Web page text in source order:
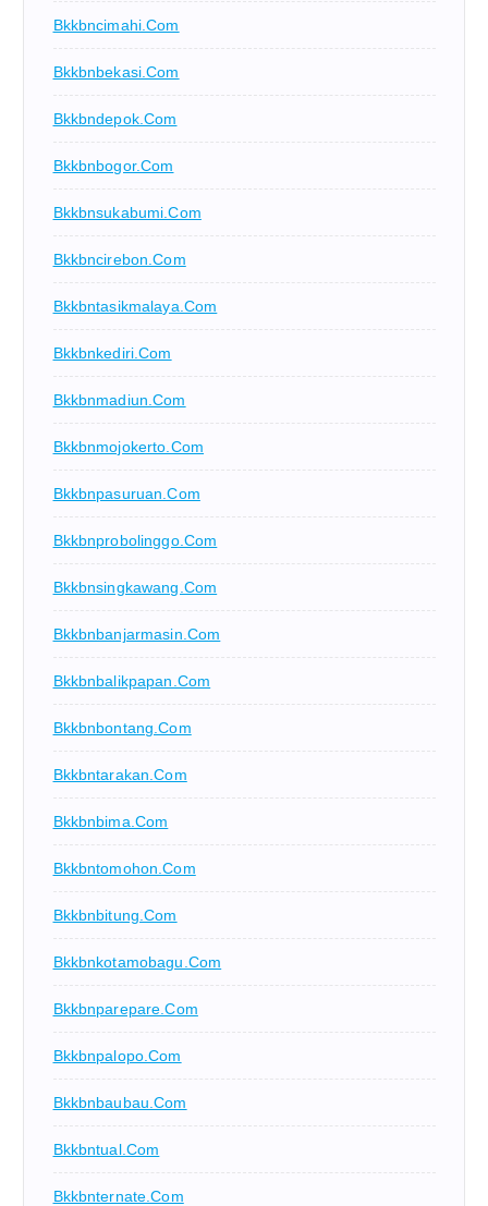
Bkkbncimahi.com
Bkkbnbekasi.com
Bkkbndepok.com
Bkkbnbogor.com
Bkkbnsukabumi.com
Bkkbncirebon.com
Bkkbntasikmalaya.com
Bkkbnkediri.com
Bkkbnmadiun.com
Bkkbnmojokerto.com
Bkkbnpasuruan.com
Bkkbnprobolinggo.com
Bkkbnsingkawang.com
Bkkbnbanjarmasin.com
Bkkbnbalikpapan.com
Bkkbnbontang.com
Bkkbntarakan.com
Bkkbnbima.com
Bkkbntomohon.com
Bkkbnbitung.com
Bkkbnkotamobagu.com
Bkkbnparepare.com
Bkkbnpalopo.com
Bkkbnbaubau.com
Bkkbntual.com
Bkkbnternate.com